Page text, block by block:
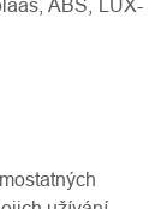
ABS, LUX-